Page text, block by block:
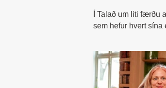
Í Talað um liti færðu
sem hefur hvert